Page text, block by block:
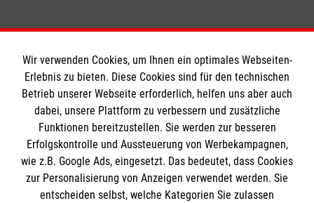
Informationen
Impressum
Datenschutz
Kontakt
Die Malteser
Wir verwenden Cookies, um Ihnen ein optimales Webseiten-
Erlebnis zu bieten. Diese Cookies sind für den technischen
Betrieb unserer Webseite erforderlich, helfen uns aber auch
dabei, unsere Plattform zu verbessern und zusätzliche
Funktionen bereitzustellen. Sie werden zur besseren
Erfolgskontrolle und Aussteuerung von Werbekampagnen,
wie z.B. Google Ads, eingesetzt. Das bedeutet, dass Cookies
zur Personalisierung von Anzeigen verwendet werden. Sie
entscheiden selbst, welche Kategorien Sie zulassen